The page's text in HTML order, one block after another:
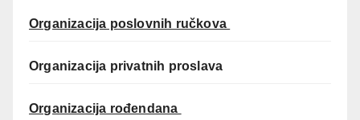
Organizacija poslovnih ručkova
Organizacija privatnih proslava
Organizacija rođendana